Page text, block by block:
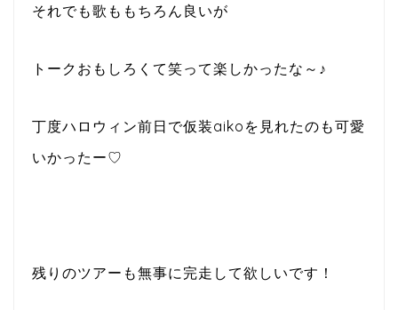
それでも歌ももちろん良いが
トークおもしろくて笑って楽しかったな～♪
丁度ハロウィン前日で仮装aikoを見れたのも可愛
いかったー♡
残りのツアーも無事に完走して欲しいです！